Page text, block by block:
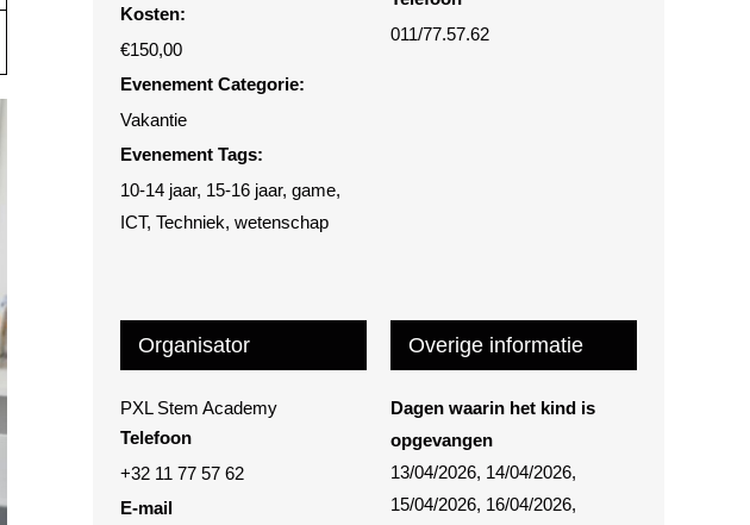
Kosten:
€150,00
Evenement Categorie:
Vakantie
Evenement Tags:
10-14 jaar, 15-16 jaar,game,
ICT,Techniek,wetenschap
011/77.57.62
Organisator
PXL Stem Academy
Telefoon
+32 11 77 57 62
E-mail
Overige informatie
Dagen waarin het kind is
opgevangen
13/04/2026, 14/04/2026,
15/04/2026, 16/04/2026,